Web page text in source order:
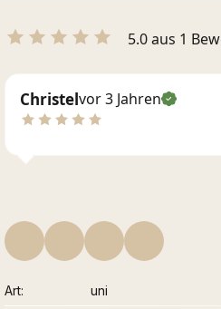
5.0 aus 1
Christelvor 3 Jahren
Art
uni